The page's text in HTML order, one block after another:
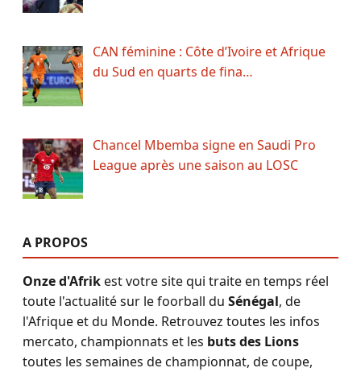
CAN féminine : Côte d’Ivoire et Afrique
du Sud en quarts de fina…
Chancel Mbemba signe en Saudi Pro
League après une saison au LOSC
A PROPOS
Onze d'Afrikest votre site qui traite en temps réel
toute l'actualité sur le foorball du Sénégal, de
l'Afrique et du Monde. Retrouvez toutes les infos
mercato, championnats et les buts des Lions
toutes les semaines de championnat, de coupe,